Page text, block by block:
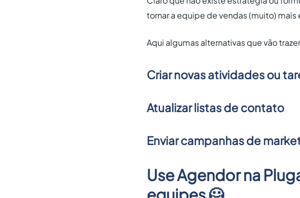
tornar a equipe de vendas (muito) mais
Aqui algumas alternativas que vão
Criar novas atividades ou
Atualizar listas de contato
Enviar campanhas de
Use Agendor na